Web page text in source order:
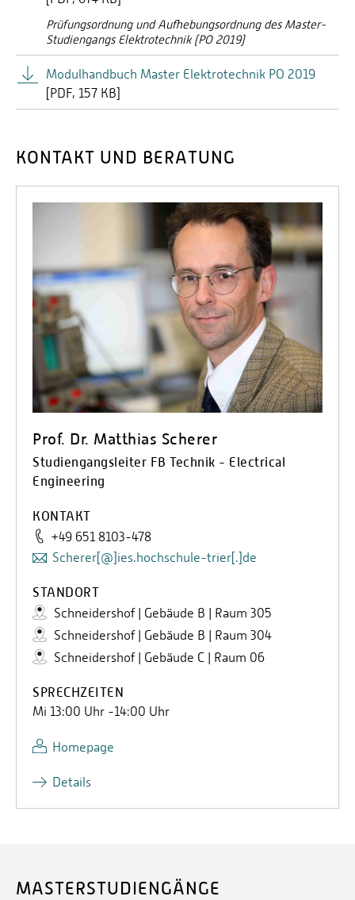
Prüfungsordnung und Aufhebungsordnung des Master-
Studiengangs Elektrotechnik (PO 2019)
Modulhandbuch Master Elektrotechnik PO 2019
[PDF 157 KB]
KONTAKT UND BERATUNG
Prof. Dr. Matthias Scherer
Studiengangsleiter FB Technik - Electrical
Engineering
KONTAKT
+49 651 8103-478
Scherer[@]ies.hochschule-trier[.]de
STANDORT
Schneidershof | Gebäude B | Raum 305
Schneidershof | Gebäude B | Raum 304
Schneidershof | Gebäude C | Raum 06
SPRECHZEITEN
Mi 13:00 Uhr -14:00 Uhr
Homepage
Details
MASTERSTUDIENGÄNGE